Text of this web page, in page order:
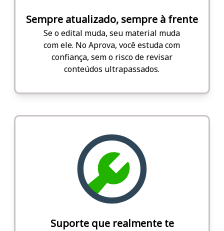
Sempre atualizado, sempre à frente
Se o edital muda, seu material muda
com ele. No Aprova, você estuda com
confiança, sem o risco de revisar
conteúdos ultrapassados.
Suporte que realmente te